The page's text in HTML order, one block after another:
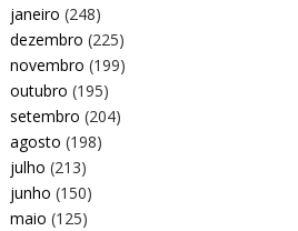
janeiro (248)
dezembro (225)
novembro (199)
outubro (195)
setembro (204)
agosto (198)
julho (213)
junho (150)
maio (125)